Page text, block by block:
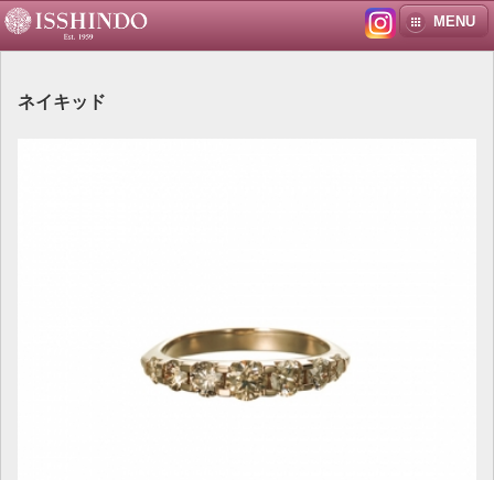
MENU
ネイキッド